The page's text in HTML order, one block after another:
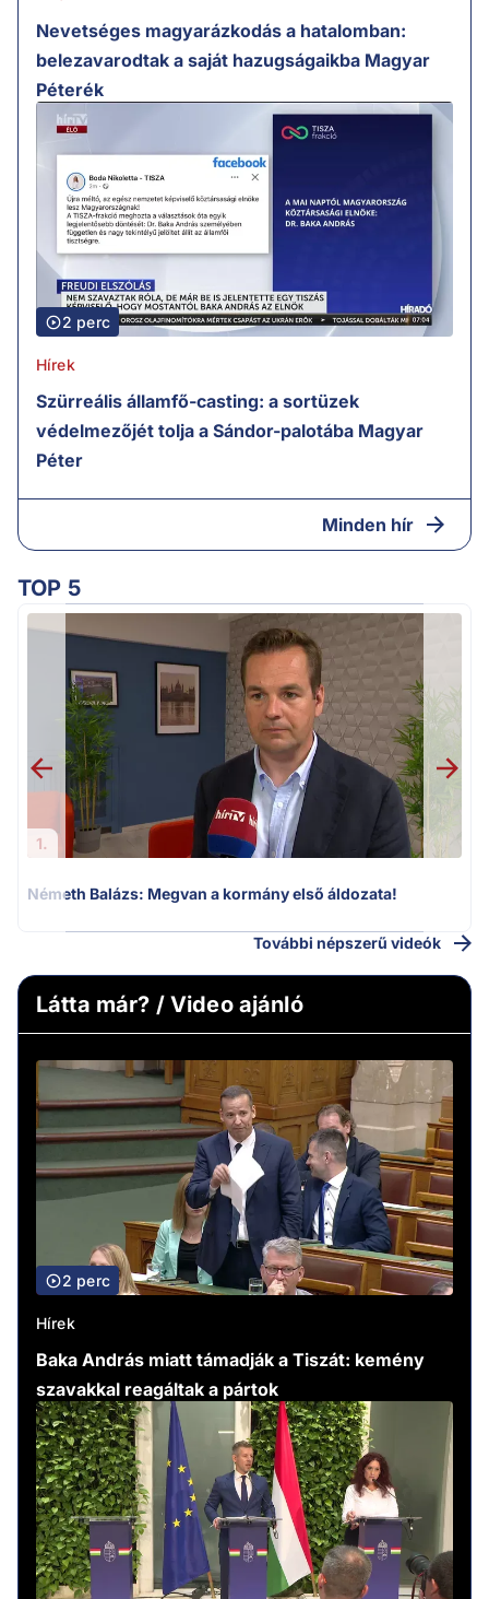
Nevetséges magyarázkodás a hatalomban:
belezavarodtak a saját hazugságaikba Magyar
Péterék
2 perc
Hírek
Szürreális államfő-casting: a sortüzek
védelmezőjét tolja a Sándor-palotába Magyar
Péter
Minden hír
TOP 5
1.
Németh Balázs: Megvan a kormány első áldozata!
További népszerű videók
Látta már? / Video ajánló
2 perc
Hírek
Baka András miatt támadják a Tiszát: kemény
szavakkal reagáltak a pártok